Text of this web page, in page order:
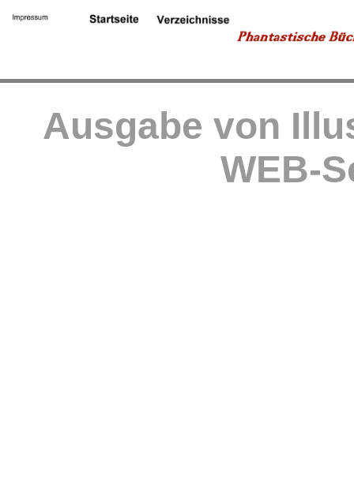
Ausgabe von
WEB-